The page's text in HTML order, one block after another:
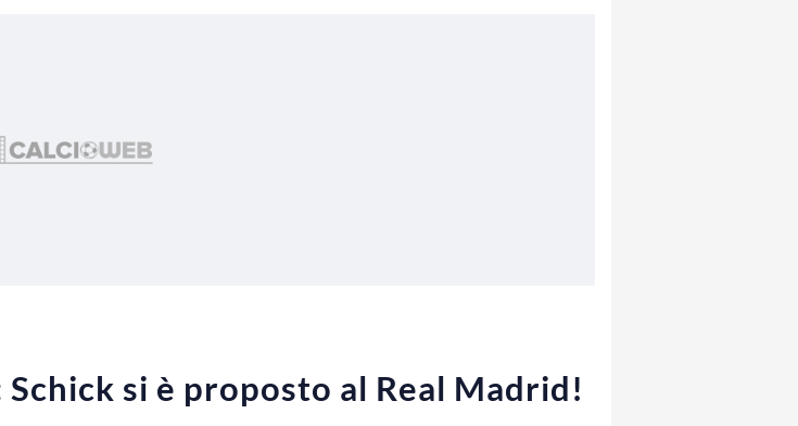
si è proposto al Real Madrid!